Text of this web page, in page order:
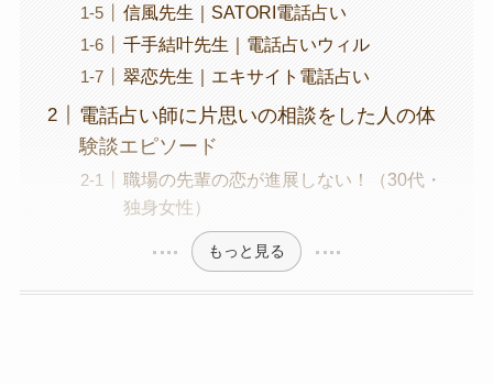
信風先生｜SATORI電話占い
千手結叶先生｜電話占いウィル
翠恋先生｜エキサイト電話占い
電話占い師に片思いの相談をした人の体
験談エピソード
職場の先輩の恋が進展しない！（30代・
独身女性）
もっと見る